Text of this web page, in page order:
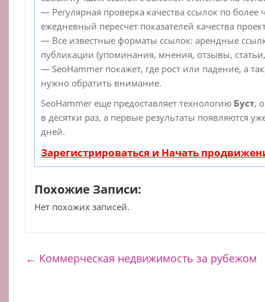
— Регулярная проверка качества ссылок по более
ежедневный пересчет показателей качества
— Все известные форматы ссылок: арендные
публикации (упоминания, мнения, отзывы,
— SeoHammer покажет, где рост или падение, а
нужно обратить внимание.
SeoHammer еще предоставляет технологию Буст,
в десятки раз, а первые результаты появляются
дней.
Зарегистрироваться и Начать
Похожие Записи:
Нет похожих записей.
← Коммерческая недвижимость за рубежом